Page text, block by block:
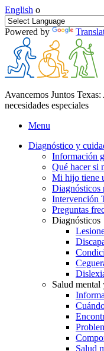
English o
Powered by
Avancemos Juntos
necesidades especiales
Menu
Diagnóstico y
Información
Qué hacer si
Mi hijo tiene
Diagnósticos
Intervención
Preguntas
Diagnósticos
Salud mental
Salud